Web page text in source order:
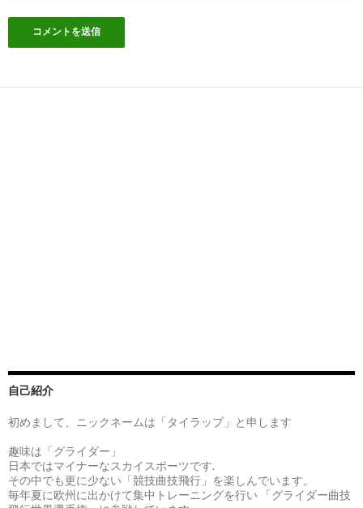
自己紹介
初めまして、ニックネームは「タイラップ」と申します
趣味は「グライダー」
日本ではマイナーなスカイスポーツです.
その中でも更に少ない「競技曲技飛行」を楽しんでいます。
毎年夏に欧州に出かけて集中トレーニングを行い 「グライダー曲技